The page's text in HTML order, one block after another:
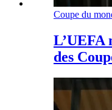
Coupe du
L’UEFA
des